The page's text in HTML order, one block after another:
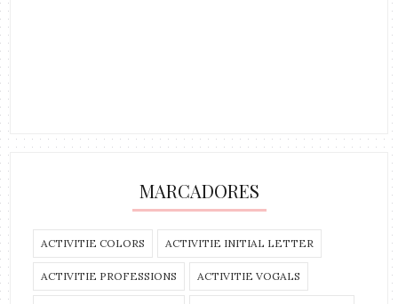
MARCADORES
ACTIVITIE COLORS ACTIVITIE INITIAL LETTER
ACTIVITIE PROFESSIONS ACTIVITIE VOGALS